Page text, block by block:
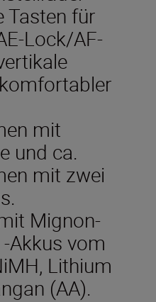
Tasten für
Lock/AF-
mit
und ca.
mit zwei
Mignon-
Akkus vom
Lithium
(AA).